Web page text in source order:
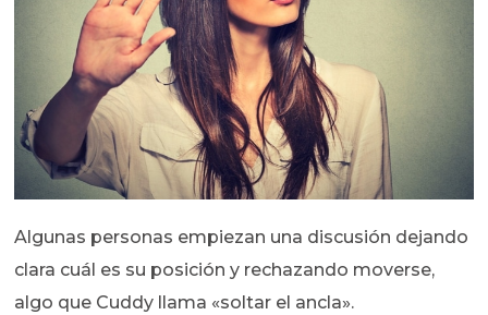
Algunas personas empiezan una discusión dejando
clara cuál es su posición y rechazando moverse,
algo que Cuddy llama «soltar el ancla».